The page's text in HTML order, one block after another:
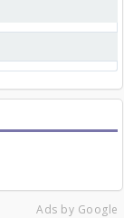
Ads by Google